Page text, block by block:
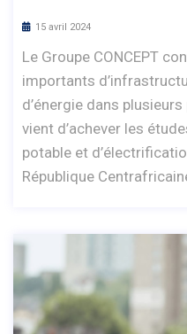
15 avril 2024
Le Groupe CONCEPT
importants
d’énergie dans plusieurs
vient d’achever les
potable et
République